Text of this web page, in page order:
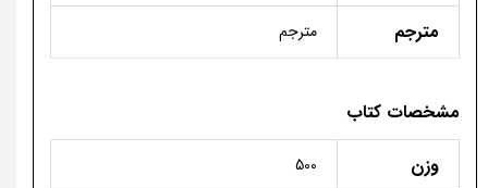
مترجم مترجم
مشخصات کتاب
وزن
500